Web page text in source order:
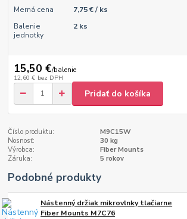
Merná cena
7,75 € / ks
Balenie
jednotky
2 ks
15,50 €/balenie
12,60 € bez DPH
Pridať do košíka
Číslo produktu:
M9C15W
Nosnosť:
30 kg
Výrobca:
Fiber Mounts
Záruka:
5 rokov
Podobné produkty
Nástenný držiak mikrovlnky tlačiarne
Fiber Mounts M7C76